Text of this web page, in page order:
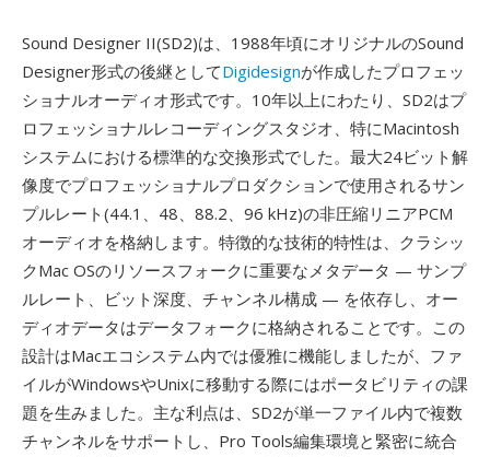
Sound Designer II(SD2)は、1988年頃にオリジナルのSound
Designer形式の後継としてDigidesignが作成したプロフェッ
ショナルオーディオ形式です。10年以上にわたり、SD2はプ
ロフェッショナルレコーディングスタジオ、特にMacintosh
システムにおける標準的な交換形式でした。最大24ビット解
像度でプロフェッショナルプロダクションで使用されるサン
プルレート(44.1、48、88.2、96 kHz)の非圧縮リニアPCM
オーディオを格納します。特徴的な技術的特性は、クラシッ
クMac OSのリソースフォークに重要なメタデータ — サンプ
ルレート、ビット深度、チャンネル構成 — を依存し、オー
ディオデータはデータフォークに格納されることです。この
設計はMacエコシステム内では優雅に機能しましたが、ファ
イルがWindowsやUnixに移動する際にはポータビリティの課
題を生みました。主な利点は、SD2が単一ファイル内で複数
チャンネルをサポートし、Pro Tools編集環境と緊密に統合